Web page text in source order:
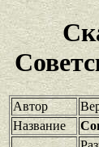
Автор
Название